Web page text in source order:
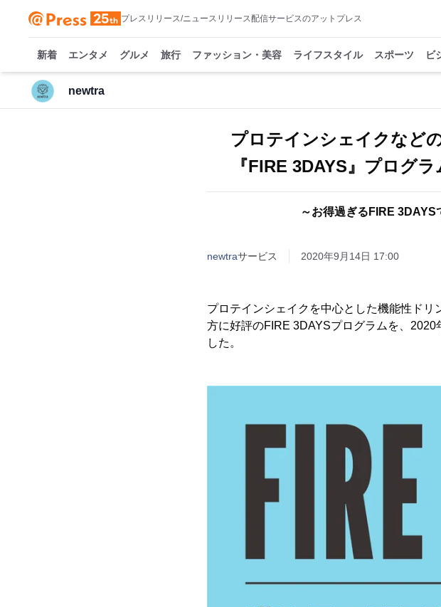
プレスリリース/ニュースリリース配信サービスのアットプレス
新着 エンタメ グルメ 旅行 ファッション・美容 ライフスタイル スポーツ ビ
newtra
プロテインシェイクなど
『FIRE 3DAYS』プログ
～お得過ぎるFIRE
newtraサービス 2020年9月14日 17:00
プロテインシェイクを中心とした機能性ドリ
方に好評のFIRE 3DAYSプログラムを、
した。